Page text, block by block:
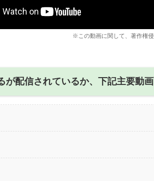
※この動画に関して、著作権
が配信されているか、下記主要動